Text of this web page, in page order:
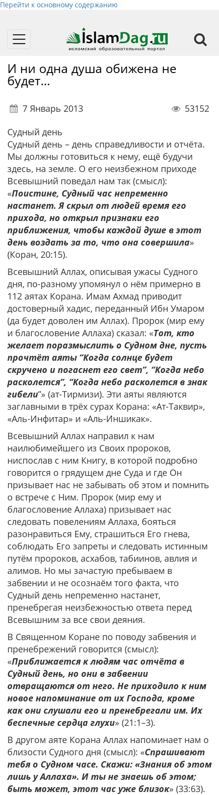
Перейти к основному содержанию
Toggle
И ни одна душа обижена не
будет…
7 Январь 2013
53152
Судный день
Судный день – день справедливости и отчёта.
Мы должны готовиться к нему, ещё будучи
здесь, на земле. О его неизбежном приходе
Всевышний поведал нам так (смысл):
«Поистине, Судный час непременно
настанет. Я скрыл от людей время его
прихода, но открыл признаки его
приближения, чтобы каждой душе в этот
день воздать за то, что она совершила»
(Коран, 20:15).
Всевышний Аллах, описывая ужасы Судного
дня, по-разному упомянул о нём примерно в
112 аятах Корана. Имам Ахмад приводит
достоверный хадис, переданный Ибн Умаром
(да будет доволен им Аллах). Пророк (мир ему
и благословение Аллаха) сказал: «Тот, кто
желает поразмыслить о Судном дне, пусть
прочтёт аяты “Когда солнце будет
скручено и погаснет его свет”, “Когда небо
расколется”, “Когда небо расколется в знак
гибели”» (ат-Тирмизи). Эти аяты являются
заглавными в трёх сурах Корана: «Ат-Таквир»,
«Аль-Инфитар» и «Аль-Иншикак».
Всевышний Аллах направил к нам
наилюбимейшего из Своих пророков,
ниспослав с ним Книгу, в которой подробно
говорится о грядущем дне Суда и где Он
призывает нас не забывать об этом и помнить
о встрече с Ним. Пророк (мир ему и
благословение Аллаха) призывает нас
следовать повелениям Аллаха, бояться
разонравиться Ему, страшиться Его гнева,
соблюдать Его запреты и следовать истинным
путём пророков, асхабов, табиинов, авлия и
алимов. Но мы зачастую пребываем в
забвении и не осознаём того факта, что
Судный день непременно настанет,
пренебрегая неизбежностью ответа перед
Всевышним за все свои деяния.
В Священном Коране по поводу забвения и
пренебрежений говорится (смысл):
«Приближается к людям час отчёта в
Судный день, но они в забвении
отвращаются от него. Не приходило к ним
новое напоминание от их Господа, кроме
как они слушали его и пренебрегали им. Их
беспечные сердца глухи» (21:1–3).
В другом аяте Корана Аллах напоминает нам о
близости Судного дня (смысл): «Спрашивают
тебя о Судном часе. Скажи: «Знания об этом
лишь у Аллаха». И ты не знаешь об этом;
быть может, этот час уже близок» (33:63).